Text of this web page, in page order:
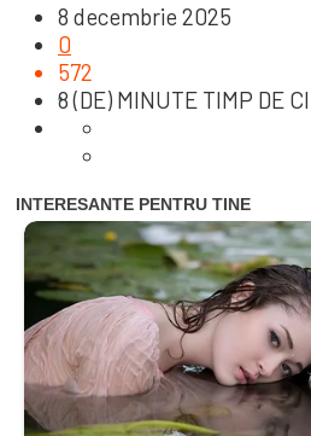
8 decembrie 2025
0
572
8 (DE) MINUTE TIMP DE